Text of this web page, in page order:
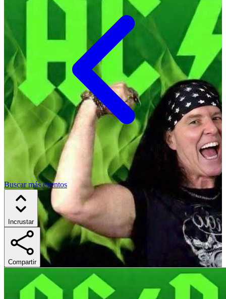
Buscar más eventos
Incrustar
Compartir